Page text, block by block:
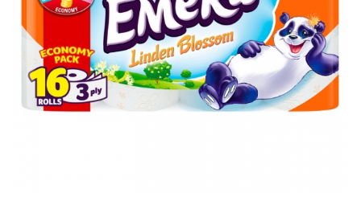
Odorizanți WC
Soluții anticalcar, piatră și rugină
Soluții desfundat țevi
Hârtie igienică
Detergenți diverse suprafețe
Roll-on
Igienă orală
Apă de gură
Pastă de dinți